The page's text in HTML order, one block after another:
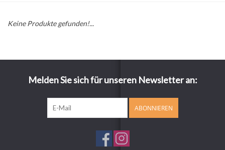
Keine Produkte gefunden!...
Melden Sie sich für unseren Newsletter an:
ABONNIEREN